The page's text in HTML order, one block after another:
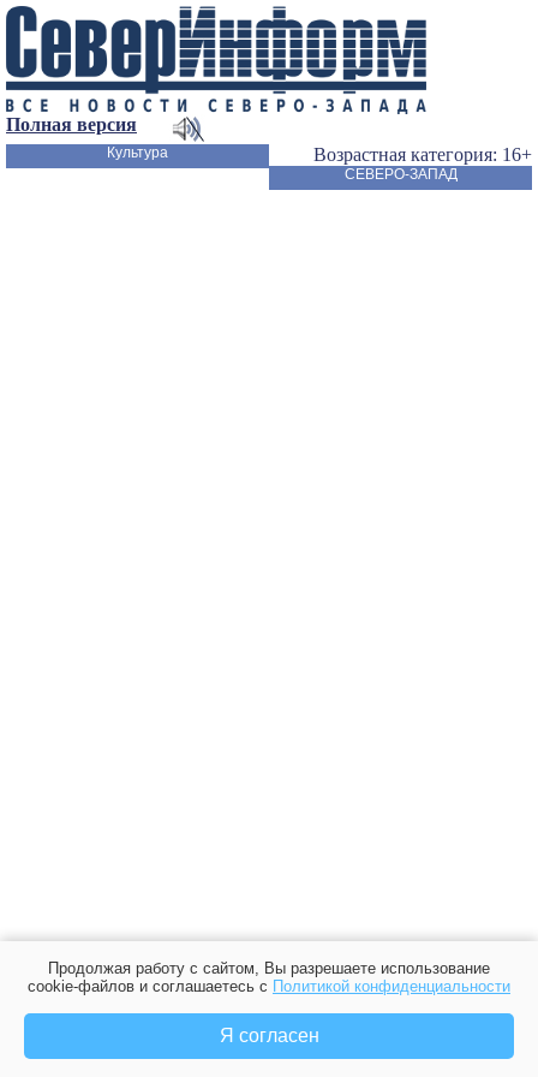
Полная версия
Возрастная категория: 16+
Культура
СЕВЕРО-ЗАПАД
Продолжая работу с сайтом, Вы разрешаете использование
cookie-файлов и соглашаетесь с Политикой конфиденциальности
Я согласен